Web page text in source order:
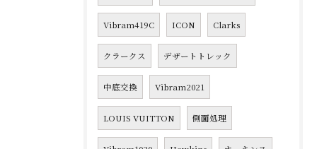
Vibram419C ICON Clarks
クラークス デザートトレック
中底交換 Vibram2021
LOUIS VUITTON 側面処理